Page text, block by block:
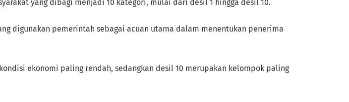
yang dibagi menjadi 10 kategori, mulai dari desil 1 hingga desil 10.
digunakan pemerintah sebagai acuan utama dalam menentukan penerima
ekonomi paling rendah, sedangkan desil 10 merupakan kelompok paling